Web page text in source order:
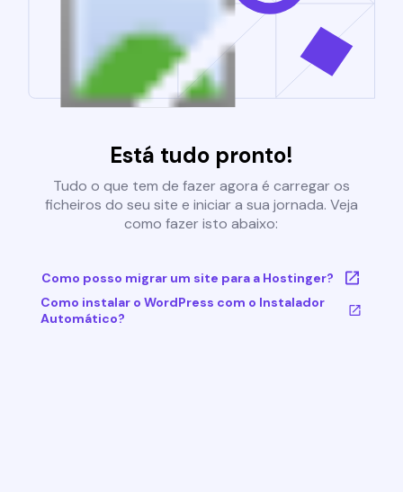
Está tudo pronto!
Tudo o que tem de fazer agora é carregar os
ficheiros do seu site e iniciar a sua jornada. Veja
como fazer isto abaixo:
Como posso migrar um site para a Hostinger?
Como instalar o WordPress com o Instalador
Automático?